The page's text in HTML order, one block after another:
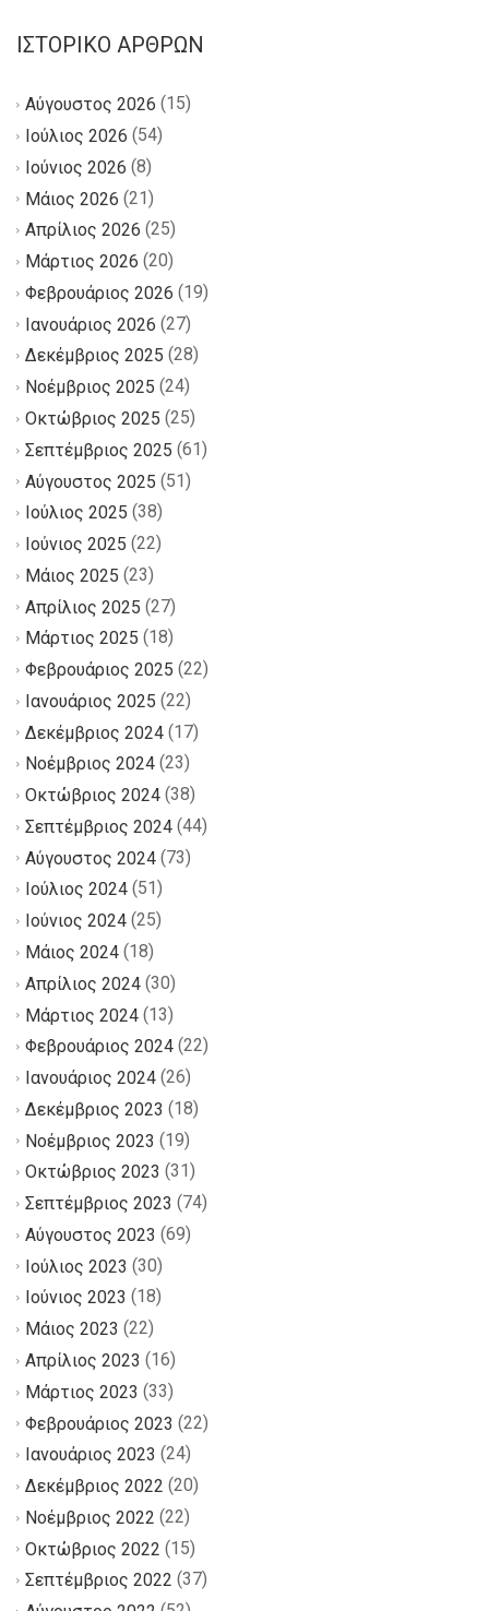
ΙΣΤΟΡΙΚΌ ΆΡΘΡΩΝ
Αύγουστος 2026 (15)
Ιούλιος 2026 (54)
Ιούνιος 2026 (8)
Μάιος 2026 (21)
Απρίλιος 2026 (25)
Μάρτιος 2026 (20)
Φεβρουάριος 2026 (19)
Ιανουάριος 2026 (27)
Δεκέμβριος 2025 (28)
Νοέμβριος 2025 (24)
Οκτώβριος 2025 (25)
Σεπτέμβριος 2025 (61)
Αύγουστος 2025 (51)
Ιούλιος 2025 (38)
Ιούνιος 2025 (22)
Μάιος 2025 (23)
Απρίλιος 2025 (27)
Μάρτιος 2025 (18)
Φεβρουάριος 2025 (22)
Ιανουάριος 2025 (22)
Δεκέμβριος 2024 (17)
Νοέμβριος 2024 (23)
Οκτώβριος 2024 (38)
Σεπτέμβριος 2024 (44)
Αύγουστος 2024 (73)
Ιούλιος 2024 (51)
Ιούνιος 2024 (25)
Μάιος 2024 (18)
Απρίλιος 2024 (30)
Μάρτιος 2024 (13)
Φεβρουάριος 2024 (22)
Ιανουάριος 2024 (26)
Δεκέμβριος 2023 (18)
Νοέμβριος 2023 (19)
Οκτώβριος 2023 (31)
Σεπτέμβριος 2023 (74)
Αύγουστος 2023 (69)
Ιούλιος 2023 (30)
Ιούνιος 2023 (18)
Μάιος 2023 (22)
Απρίλιος 2023 (16)
Μάρτιος 2023 (33)
Φεβρουάριος 2023 (22)
Ιανουάριος 2023 (24)
Δεκέμβριος 2022 (20)
Νοέμβριος 2022 (22)
Οκτώβριος 2022 (15)
Σεπτέμβριος 2022 (37)